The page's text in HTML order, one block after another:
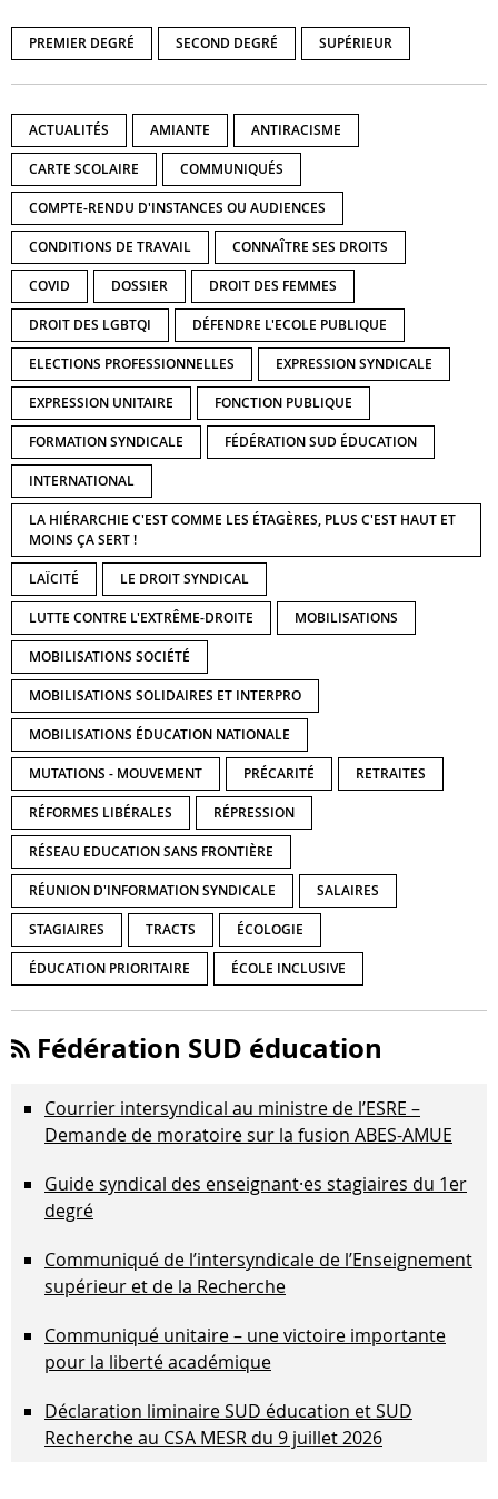
PREMIER DEGRÉ SECOND DEGRÉ SUPÉRIEUR
ACTUALITÉS AMIANTE ANTIRACISME
CARTE SCOLAIRE COMMUNIQUÉS
COMPTE-RENDU D'INSTANCES OU AUDIENCES
CONDITIONS DE TRAVAIL CONNAÎTRE SES DROITS
COVID DOSSIER DROIT DES FEMMES
DROIT DES LGBTQI DÉFENDRE L'ECOLE PUBLIQUE
ELECTIONS PROFESSIONNELLES EXPRESSION SYNDICALE
EXPRESSION UNITAIRE FONCTION PUBLIQUE
FORMATION SYNDICALE FÉDÉRATION SUD ÉDUCATION
INTERNATIONAL
LA HIÉRARCHIE C'EST COMME LES ÉTAGÈRES, PLUS C'EST HAUT ET
MOINS ÇA SERT !
LAÏCITÉ LE DROIT SYNDICAL
LUTTE CONTRE L'EXTRÊME-DROITE MOBILISATIONS
MOBILISATIONS SOCIÉTÉ
MOBILISATIONS SOLIDAIRES ET INTERPRO
MOBILISATIONS ÉDUCATION NATIONALE
MUTATIONS - MOUVEMENT PRÉCARITÉ RETRAITES
RÉFORMES LIBÉRALES RÉPRESSION
RÉSEAU EDUCATION SANS FRONTIÈRE
RÉUNION D'INFORMATION SYNDICALE SALAIRES
STAGIAIRES TRACTS ÉCOLOGIE
ÉDUCATION PRIORITAIRE ÉCOLE INCLUSIVE
Fédération SUD éducation
Courrier intersyndical au ministre de l’ESRE –
Demande de moratoire sur la fusion ABES-AMUE
Guide syndical des enseignant·es stagiaires du 1er
degré
Communiqué de l’intersyndicale de l’Enseignement
supérieur et de la Recherche
Communiqué unitaire – une victoire importante
pour la liberté académique
Déclaration liminaire SUD éducation et SUD
Recherche au CSA MESR du 9 juillet 2026